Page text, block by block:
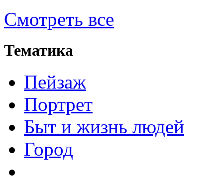
Смотреть все
Тематика
Пейзаж
Портрет
Быт и жизнь людей
Город